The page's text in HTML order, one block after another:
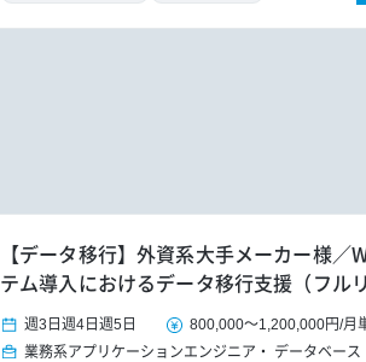
【データ移行】外資系大手メーカー様
テム導入におけるデータ移行支援（フル
週3日 週4日 週5日 800,000～1,200,000円/月
業務系アプリケーションエンジニア
データベース